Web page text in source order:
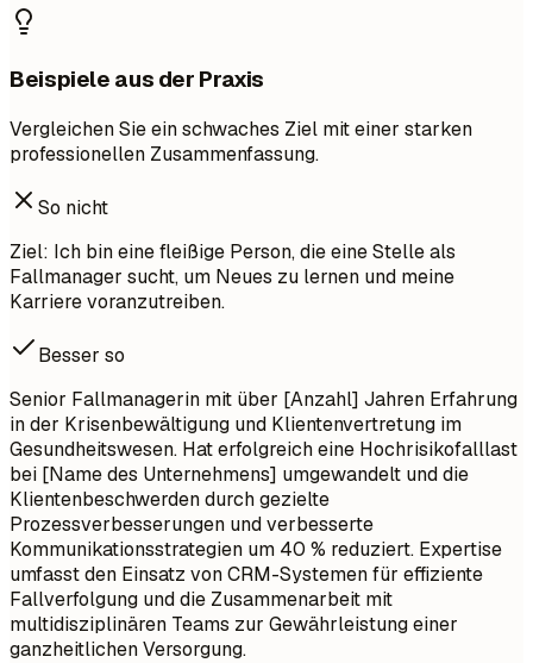
Beispiele aus der Praxis
Vergleichen Sie ein schwaches Ziel mit einer starken
professionellen Zusammenfassung.
So nicht
Ziel: Ich bin eine fleißige Person, die eine Stelle als
Fallmanager sucht, um Neues zu lernen und meine
Karriere voranzutreiben.
Besser so
Senior Fallmanagerin mit über [Anzahl] Jahren Erfahrung
in der Krisenbewältigung und Klientenvertretung im
Gesundheitswesen. Hat erfolgreich eine Hochrisikofalllast
bei [Name des Unternehmens] umgewandelt und die
Klientenbeschwerden durch gezielte
Prozessverbesserungen und verbesserte
Kommunikationsstrategien um 40 % reduziert. Expertise
umfasst den Einsatz von CRM-Systemen für effiziente
Fallverfolgung und die Zusammenarbeit mit
multidisziplinären Teams zur Gewährleistung einer
ganzheitlichen Versorgung.